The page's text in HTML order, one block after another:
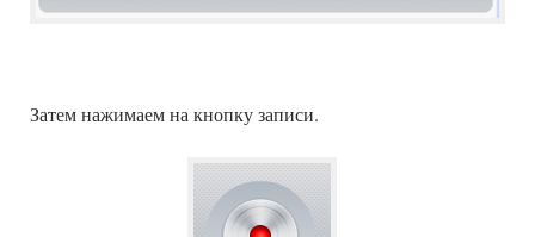
Затем нажимаем на кнопку записи.